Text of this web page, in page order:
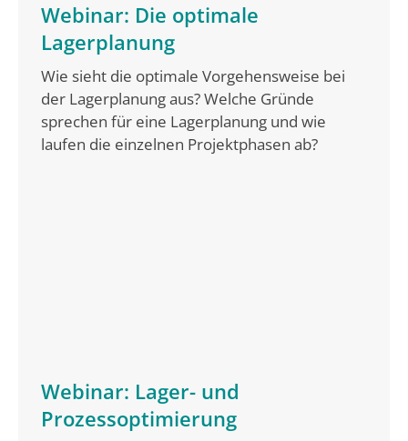
Webinar: Die optimale
Lagerplanung
Wie sieht die optimale Vorgehensweise bei
der Lagerplanung aus? Welche Gründe
sprechen für eine Lagerplanung und wie
laufen die einzelnen Projektphasen ab?
Webinar: Lager- und
Prozessoptimierung